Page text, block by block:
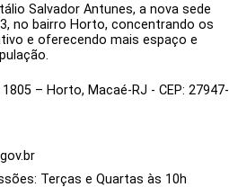
Salvador Antunes, a nova sede
no bairro Horto, concentrando os
e oferecendo mais espaço e
– Horto, Macaé-RJ - CEP: 27947-
Terças e Quartas às 10h